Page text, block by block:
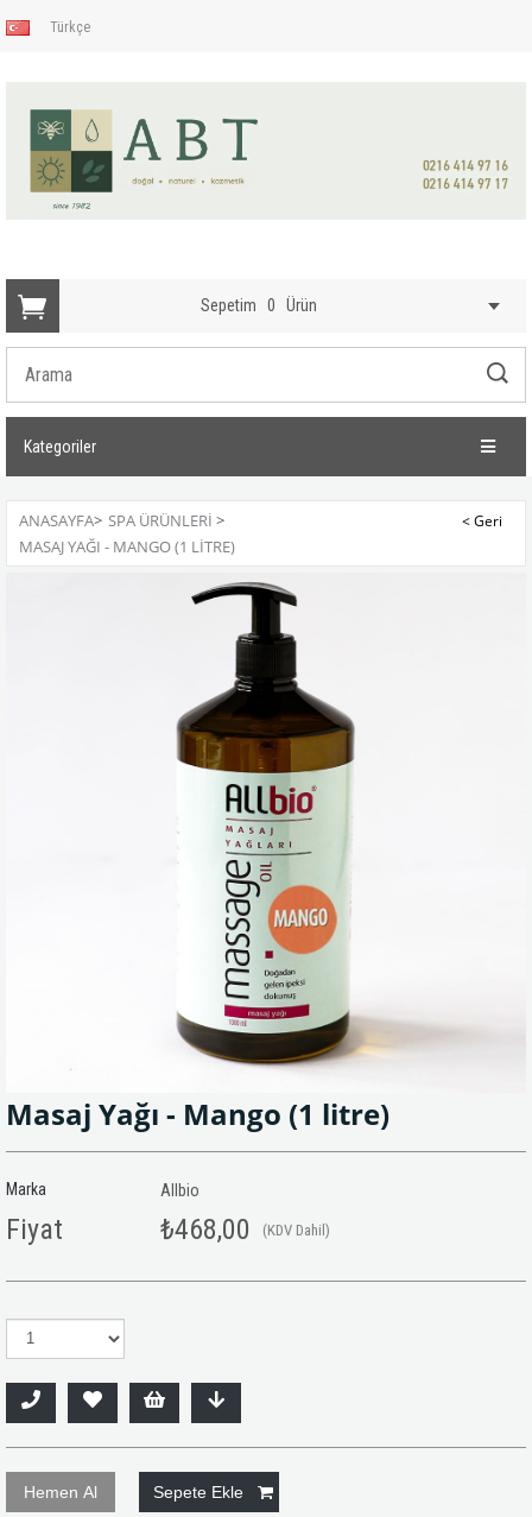
Türkçe
Sepetim 0 Ürün
Kategoriler
ANASAYFA> SPA ÜRÜNLERI >
MASAJ YAĞI - MANGO (1 LITRE)
Masaj Yağı - Mango (1 litre)
Marka Allbio
Fiyat ₺468,00 (KDV Dahil)